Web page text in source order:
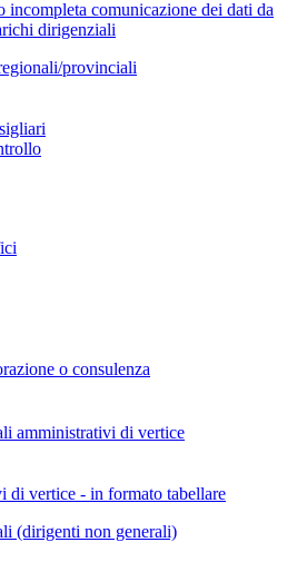
incompleta comunicazione dei dati da
dirigenziali
provinciali
o consulenza
amministrativi di vertice
di vertice - in formato tabellare
(dirigenti non generali)